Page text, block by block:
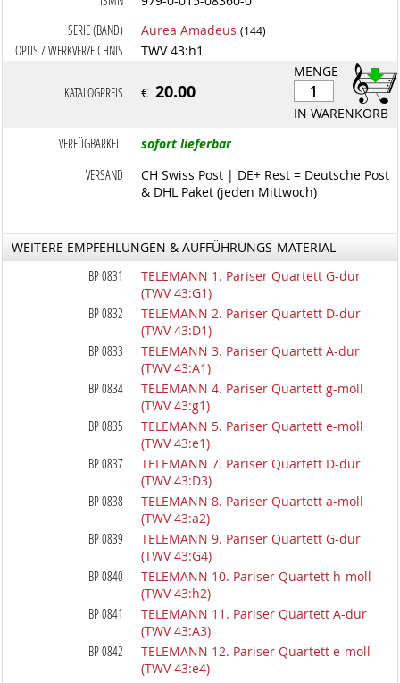
SERIE (BAND)
Aurea Amadeus (144)
OPUS / WERKVERZEICHNIS
TWV 43:h1
MENGE
IN WARENKORB
KATALOGPREIS €20.00
VERFÜGBARKEIT
sofort lieferbar
VERSAND
CH Swiss Post | DE+ Rest = Deutsche Post
& DHL Paket (jeden Mittwoch)
WEITERE EMPFEHLUNGEN & AUFFÜHRUNGS-MATERIAL
BP 0831
TELEMANN 1. Pariser Quartett G-dur
(TWV 43:G1)
BP 0832
TELEMANN 2. Pariser Quartett D-dur
(TWV 43:D1)
BP 0833
TELEMANN 3. Pariser Quartett A-dur
(TWV 43:A1)
BP 0834
TELEMANN 4. Pariser Quartett g-moll
(TWV 43:g1)
BP 0835
TELEMANN 5. Pariser Quartett e-moll
(TWV 43:e1)
BP 0837
TELEMANN 7. Pariser Quartett D-dur
(TWV 43:D3)
BP 0838
TELEMANN 8. Pariser Quartett a-moll
(TWV 43:a2)
BP 0839
TELEMANN 9. Pariser Quartett G-dur
(TWV 43:G4)
BP 0840
TELEMANN 10. Pariser Quartett h-moll
(TWV 43:h2)
BP 0841
TELEMANN 11. Pariser Quartett A-dur
(TWV 43:A3)
BP 0842
TELEMANN 12. Pariser Quartett e-moll
(TWV 43:e4)